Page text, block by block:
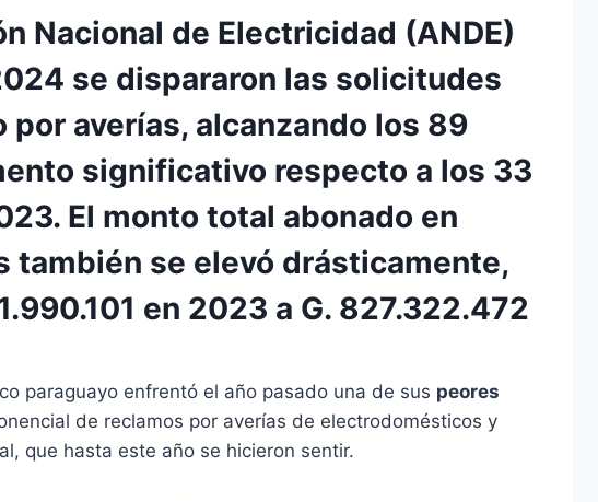
Nacional de Electricidad (ANDE)
se dispararon las solicitudes
por averías, alcanzando los 89
significativo respecto a los 33
El monto total abonado en
también se elevó drásticamente,
en 2023 a G. 827.322.472
paraguayo enfrentó el año pasado una de sus peores
de reclamos por averías de electrodomésticos y
que hasta este año se hicieron sentir.